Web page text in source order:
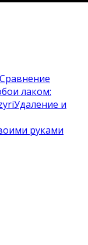
лаком:
Удаление и
руками